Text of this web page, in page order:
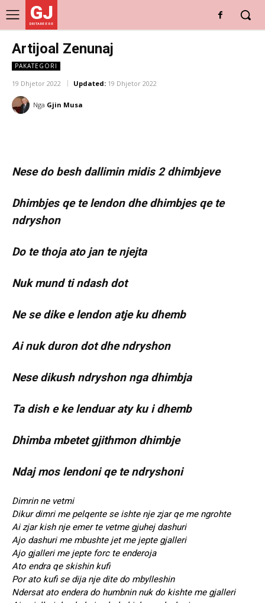
GJ
DRITARE E RE
Artijoal Zenunaj
PAKATEGORI
19 Dhjetor 2022 Updated: 19 Dhjetor 2022
Nga Gjin Musa
Nese do besh dallimin midis 2 dhimbjeve
Dhimbjes qe te lendon dhe dhimbjes qe te
ndryshon
Do te thoja ato jan te njejta
Nuk mund ti ndash dot
Ne se dike e lendon atje ku dhemb
Ai nuk duron dot dhe ndryshon
Nese dikush ndryshon nga dhimbja
Ta dish e ke lenduar aty ku i dhemb
Dhimba mbetet gjithmon dhimbje
Ndaj mos lendoni qe te ndryshoni
Dimrin ne vetmi
Dikur dimri me pelqente se ishte nje zjar qe me ngrohte
Ai zjar kish nje emer te vetme gjuhej dashuri
Ajo dashuri me mbushte jet me jepte gjalleri
Ajo gjalleri me jepte forc te enderoja
Ato endra qe skishin kufi
Por ato kufi se dija nje dite do mbylleshin
Ndersat ato endera do humbnin nuk do kishte me gjalleri